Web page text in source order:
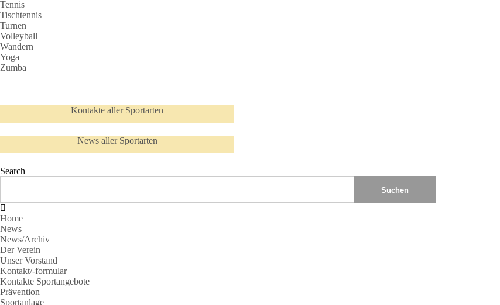
Tennis
Tischtennis
Turnen
Volleyball
Wandern
Yoga
Zumba
Kontakte aller Sportarten
News aller Sportarten
Search
Home
News
News/Archiv
Der Verein
Unser Vorstand
Kontakt/-formular
Kontakte Sportangebote
Prävention
Sportanlage